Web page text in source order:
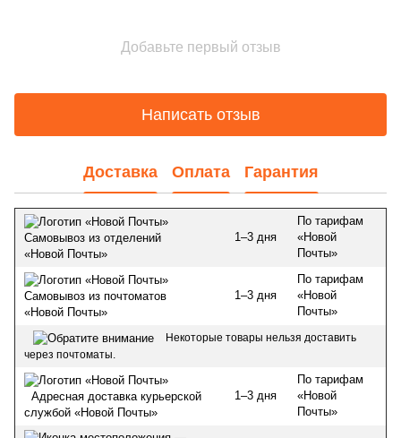
Добавьте первый отзыв
Написать отзыв
Доставка Оплата Гарантия
Самовывоз из отделений
«Новой Почты»
1–3 дня
По тарифам
«Новой
Почты»
Самовывоз из почтоматов
«Новой Почты»
1–3 дня
По тарифам
«Новой
Почты»
Некоторые товары нельзя доставить
через почтоматы.
Адресная доставка курьерской
службой «Новой Почты»
1–3 дня
По тарифам
«Новой
Почты»